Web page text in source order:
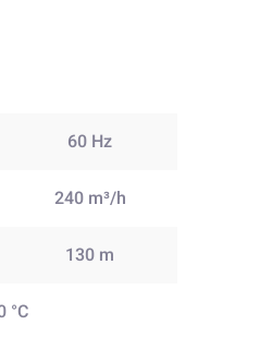
60 Hz
240 m³/h
130 m
°C